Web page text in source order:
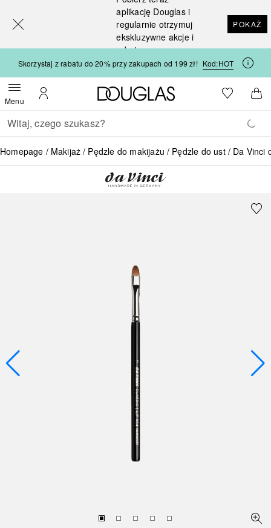
aplikację Douglas i
regularnie otrzymuj
ekskluzywne akcje i
rabaty
POKAŻ
Skorzystaj z rabatu do 20% przy zakupach od 199 zł! Kod:HOT
MenuOtwórz menuMoje konto
Strona główna Douglas
Do listyDo
Wracać
Wykonaj wyszukiwanie
Homepage Makijaż Pędzle do makijażu Pędzle do ust Da Vinci
[navigation.slideout.screenreader]